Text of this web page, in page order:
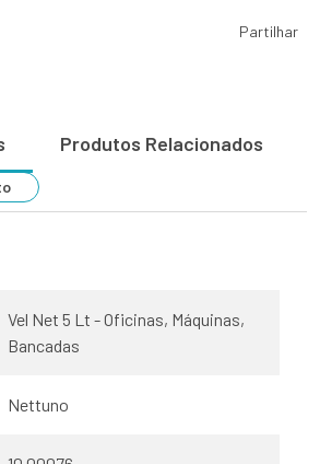
Partilhar
Produtos Relacionados
Vel Net 5 Lt - Oficinas, Máquinas,
Bancadas
Nettuno